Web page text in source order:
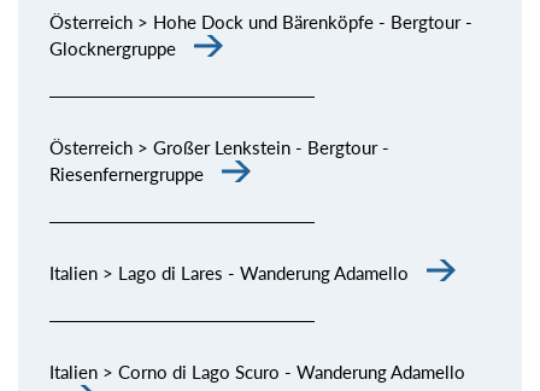
Österreich > Hohe Dock und Bärenköpfe - Bergtour -
Glocknergruppe
Österreich > Großer Lenkstein - Bergtour -
Riesenfernergruppe
Italien > Lago di Lares - Wanderung Adamello
Italien > Corno di Lago Scuro - Wanderung Adamello